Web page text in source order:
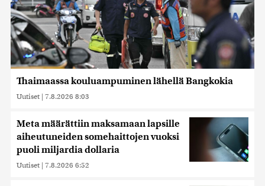
Thaimaassa kouluampuminen lähellä Bangkokia
Uutiset | 7.8.2026 8:03
Meta määrättiin maksamaan lapsille
aiheutuneiden somehaittojen vuoksi
puoli miljardia dollaria
Uutiset | 7.8.2026 6:52